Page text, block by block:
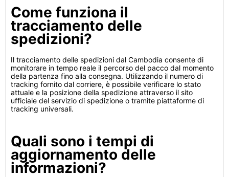
Come funziona il
tracciamento delle
spedizioni?
Il tracciamento delle spedizioni dal Cambodia consente di
monitorare in tempo reale il percorso del pacco dal momento
della partenza fino alla consegna. Utilizzando il numero di
tracking fornito dal corriere, è possibile verificare lo stato
attuale e la posizione della spedizione attraverso il sito
ufficiale del servizio di spedizione o tramite piattaforme di
tracking universali.
Quali sono i tempi di
aggiornamento delle
informazioni?